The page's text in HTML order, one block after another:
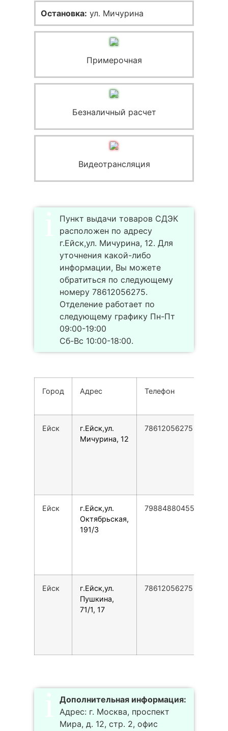
Остановка: ул. Мичурина
Примерочная
Безналичный расчет
Видеотрансляция
Пункт выдачи товаров СДЭК
расположен по адресу
г.Ейск,ул. Мичурина, 12. Для
уточнения какой-либо
информации, Вы можете
обратиться по следующему
номеру 78612056275.
Отделение работает по
следующему графику Пн-Пт
09:00-19:00
Сб-Вс 10:00-18:00.
Город Адрес Телефон
Ейск
г.Ейск,ул.
Мичурина, 12
78612056275
Ейск
г.Ейск,ул.
Октябрьская,
191/3
79884880455
Ейск
г.Ейск,ул.
Пушкина,
71/1, 17
78612056275
Дополнительная информация:
Адрес: г. Москва, проспект
Мира, д. 12, стр. 2, офис